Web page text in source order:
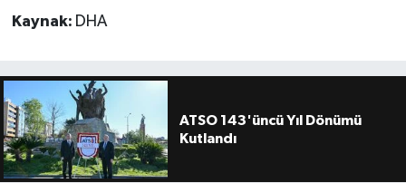
Kaynak: DHA
ATSO 143'üncü Yıl Dönümü
Kutlandı